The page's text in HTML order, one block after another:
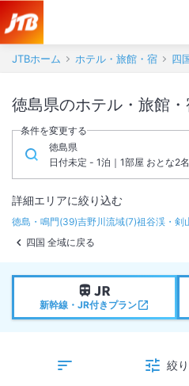
JTBホーム ホテル・旅館・宿 四
条件を変更する
徳島県
日付未定 - 1泊｜1部屋 おとな2
詳細エリアに絞り込む
徳島・鳴門(39)吉野川流域(7)祖谷渓・剣
四国 全域に戻る
新幹線・JR付きプラン
絞